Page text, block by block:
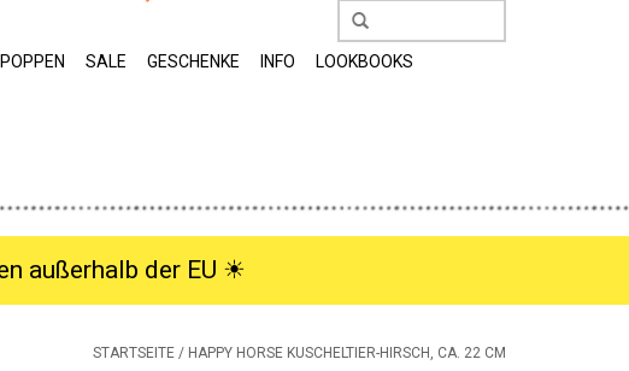
POPPEN SALE GESCHENKE INFO
LOOKBOOKS
außerhalb der EU ☀︎
STARTSEITE / HAPPY HORSE KUSCHELTIER-HIRSCH, CA. 22 CM